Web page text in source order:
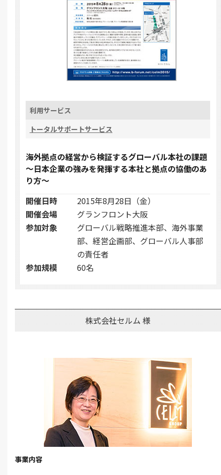
利用サービス
トータルサポートサービス
海外拠点の経営から検証するグローバル本社の課題
～日本企業の強みを発揮する本社と拠点の協働のあ
り方～
開催日時
2015年8月28日（金）
開催会場
グランフロント大阪
参加対象
グローバル戦略推進本部、海外事業
部、経営企画部、グローバル人事部
の責任者
参加規模
60名
株式会社セルム 様
事業内容